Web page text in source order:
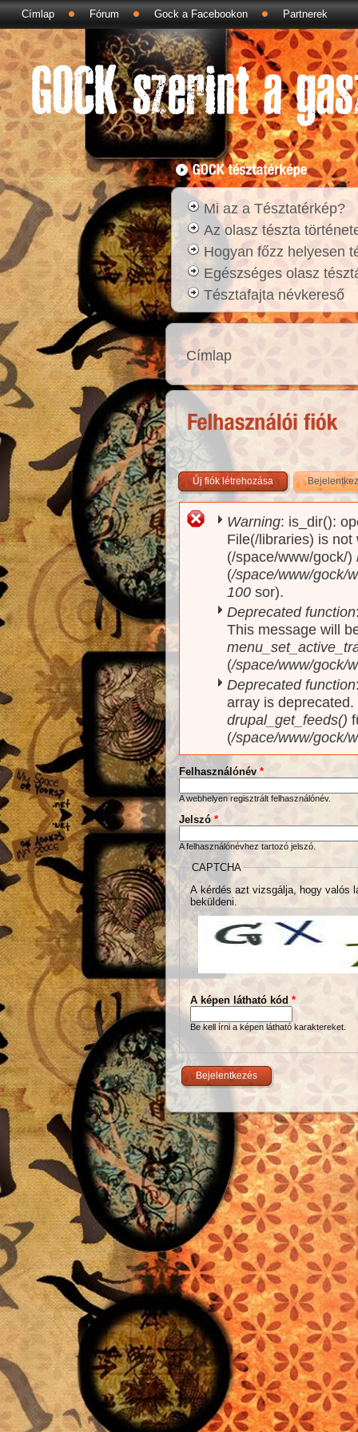
Címlap Fórum Gock a Facebookon Partnerek
Mi az a Tésztatérkép?
Az olasz tészta
Hogyan főzz helyesen
Egészséges olasz
Tésztafajta névkereső
Címlap
Új fiók létrehozása
Hibaüzenet
Warning: is_dir():
File(/libraries) is
(/space/www/gock/)
(/space/www/gock/
100 sor).
Deprecated function
This message will
(/space/www/gock/
Deprecated function
array is
drupal_get_feeds()
(/space/www/gock/
Felhasználónév *
A webhelyen regisztrált felhasználónév.
Jelszó *
A felhasználónévhez tartozó jelszó.
CAPTCHA
A kérdés azt vizsgálja, hogy valós
beküldeni.
A képen látható kód *
Be kell írni a képen látható karaktereket.